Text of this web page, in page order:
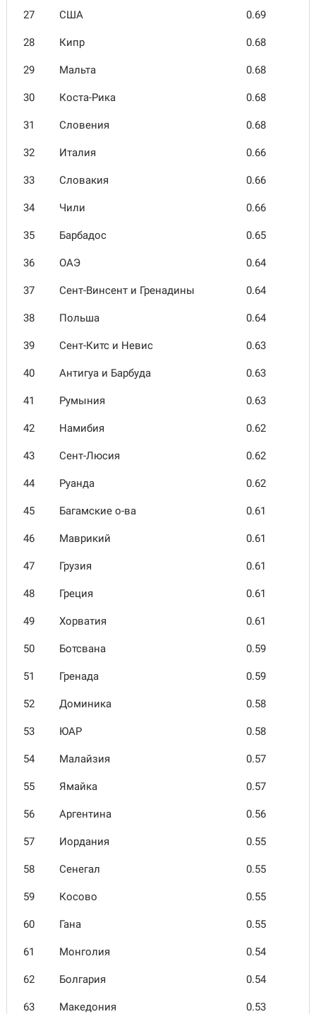
27 США 0.69
28 Кипр 0.68
29 Мальта 0.68
30 Коста-Рика 0.68
31 Словения 0.68
32 Италия 0.66
33 Словакия 0.66
34 Чили 0.66
35 Барбадос 0.65
36 ОАЭ 0.64
37 Сент-Винсент и Гренадины 0.64
38 Польша 0.64
39 Сент-Китс и Невис 0.63
40 Антигуа и Барбуда 0.63
41 Румыния 0.63
42 Намибия 0.62
43 Сент-Люсия 0.62
44 Руанда 0.62
45 Багам­ские о-ва 0.61
46 Маврикий 0.61
47 Грузия 0.61
48 Греция 0.61
49 Хорватия 0.61
50 Ботсвана 0.59
51 Гренада 0.59
52 Доминика 0.58
53 ЮАР 0.58
54 Малай­зия 0.57
55 Ямайка 0.57
56 Аргентина 0.56
57 Иордания 0.55
58 Сенегал 0.55
59 Косово 0.55
60 Гана 0.55
61 Монголия 0.54
62 Болгария 0.54
63 Маке­дония 0.53